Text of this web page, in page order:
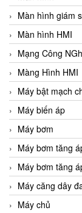
Màn hình giám
Màn hình HMI
Mạng Công
Màng Hình HMI
Máy bật mạch
Máy biến áp
Máy bơm
Máy bơm tăng
Máy bơm tăng
Máy căng dây
Máy chủ